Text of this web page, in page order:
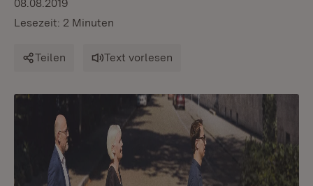
08.08.2019
Lesezeit: 2 Minuten
Teilen Text vorlesen